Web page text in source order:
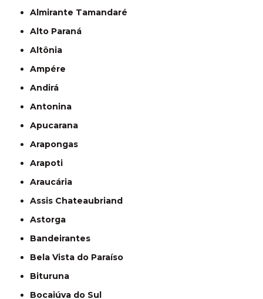
Almirante Tamandaré
Alto Paraná
Altônia
Ampére
Andirá
Antonina
Apucarana
Arapongas
Arapoti
Araucária
Assis Chateaubriand
Astorga
Bandeirantes
Bela Vista do Paraíso
Bituruna
Bocaiúva do Sul